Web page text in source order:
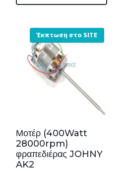
Έκπτωση στο SITE
Μοτέρ (400Watt
28000rpm)
φραπεδιέρας JOHNY
AK2